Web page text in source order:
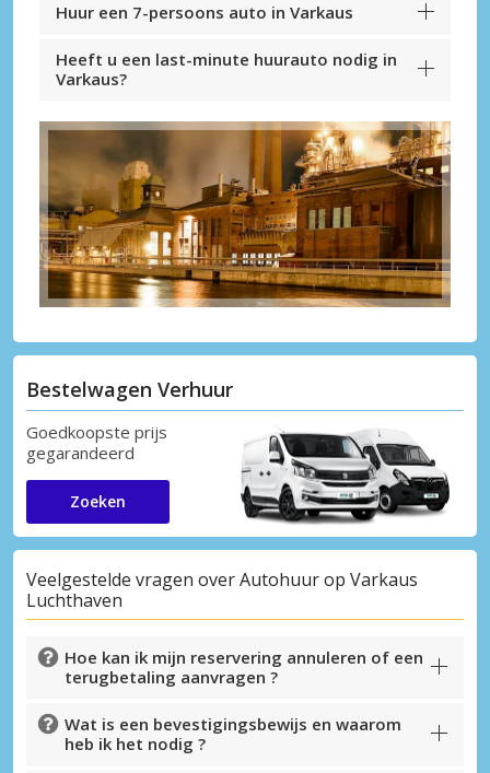
Huur een 7-persoons auto in Varkaus
Heeft u een last-minute huurauto nodig in
Varkaus?
Bestelwagen Verhuur
Goedkoopste prijs
gegarandeerd
Zoeken
Veelgestelde vragen over Autohuur op Varkaus
Luchthaven
Hoe kan ik mijn reservering annuleren of een
terugbetaling aanvragen ?
Wat is een bevestigingsbewijs en waarom
heb ik het nodig ?